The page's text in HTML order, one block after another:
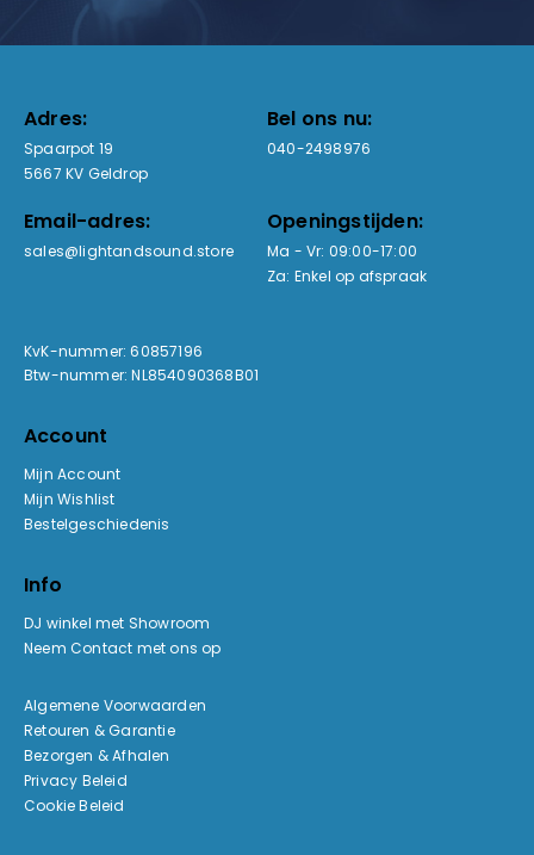
Adres:
Spaarpot 19
5667 KV Geldrop
Bel ons nu:
040-2498976
Email-adres:
sales@lightandsound.store
Openingstijden:
Ma - Vr: 09:00-17:00
Za: Enkel op afspraak
KvK-nummer: 60857196
Btw-nummer: NL854090368B01
Account
Mijn Account
Mijn Wishlist
Bestelgeschiedenis
Info
DJ winkel met Showroom
Neem Contact met ons op
Algemene Voorwaarden
Retouren & Garantie
Bezorgen & Afhalen
Privacy Beleid
Cookie Beleid